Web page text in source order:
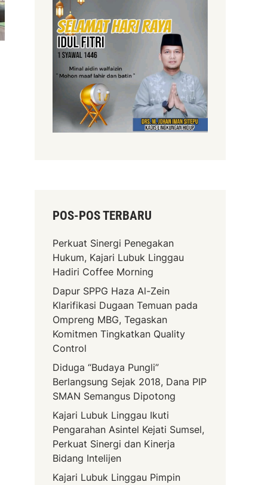
POS-POS TERBARU
Perkuat Sinergi Penegakan
Hukum, Kajari Lubuk Linggau
Hadiri Coffee Morning
Dapur SPPG Haza Al-Zein
Klarifikasi Dugaan Temuan pada
Ompreng MBG, Tegaskan
Komitmen Tingkatkan Quality
Control
Diduga “Budaya Pungli”
Berlangsung Sejak 2018, Dana PIP
SMAN Semangus Dipotong
Kajari Lubuk Linggau Ikuti
Pengarahan Asintel Kejati Sumsel,
Perkuat Sinergi dan Kinerja
Bidang Intelijen
Kajari Lubuk Linggau Pimpin